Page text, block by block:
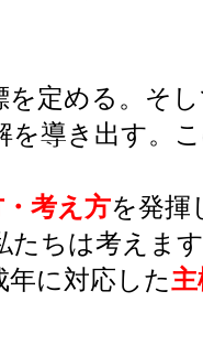
定める。そし
導き出す。
考え方を発揮
たちは考えま
に対応した主